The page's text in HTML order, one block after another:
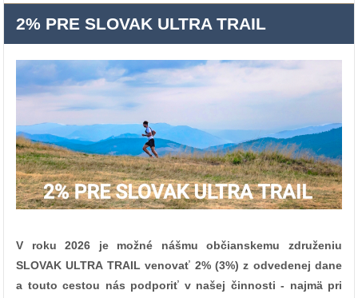
2% PRE SLOVAK ULTRA TRAIL
V roku 2026 je možné nášmu občianskemu združeniu
SLOVAK ULTRA TRAIL venovať 2% (3%) z odvedenej dane
a touto cestou nás podporiť v našej činnosti - najmä pri